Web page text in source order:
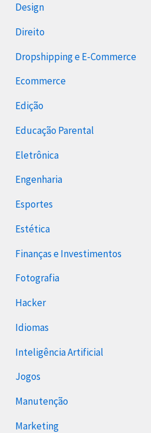
Design
Direito
Dropshipping e E-Commerce
Ecommerce
Edição
Educação Parental
Eletrônica
Engenharia
Esportes
Estética
Finanças e Investimentos
Fotografia
Hacker
Idiomas
Inteligência Artificial
Jogos
Manutenção
Marketing